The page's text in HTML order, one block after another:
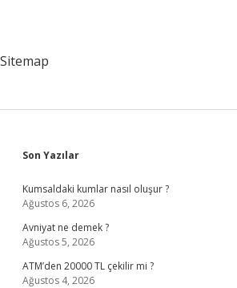
Sitemap
Sidebar
Son Yazılar
Kumsaldaki kumlar nasıl oluşur ?
Ağustos 6, 2026
Avniyat ne demek ?
Ağustos 5, 2026
ATM’den 20000 TL çekilir mi ?
Ağustos 4, 2026